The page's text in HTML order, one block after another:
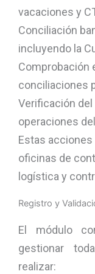
vacaciones y
Conciliación
incluyendo la
Comprobación
conciliaciones
Verificación
operaciones
Estas
oficinas de
logística y
Registro y
El módulo
gestionar
realizar: